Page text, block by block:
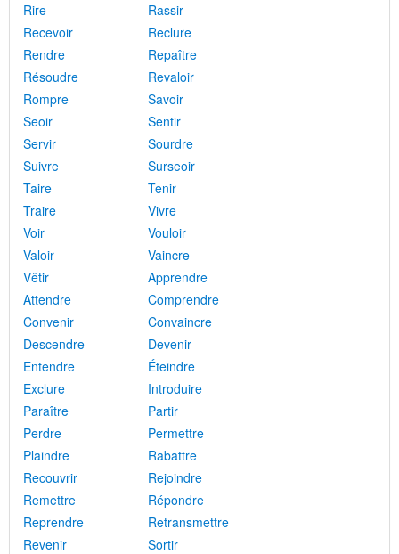
Rire
Rassir
Recevoir
Reclure
Rendre
Repaître
Résoudre
Revaloir
Rompre
Savoir
Seoir
Sentir
Servir
Sourdre
Suivre
Surseoir
Taire
Tenir
Traire
Vivre
Voir
Vouloir
Valoir
Vaincre
Vêtir
Apprendre
Attendre
Comprendre
Convenir
Convaincre
Descendre
Devenir
Entendre
Éteindre
Exclure
Introduire
Paraître
Partir
Perdre
Permettre
Plaindre
Rabattre
Recouvrir
Rejoindre
Remettre
Répondre
Reprendre
Retransmettre
Revenir
Sortir